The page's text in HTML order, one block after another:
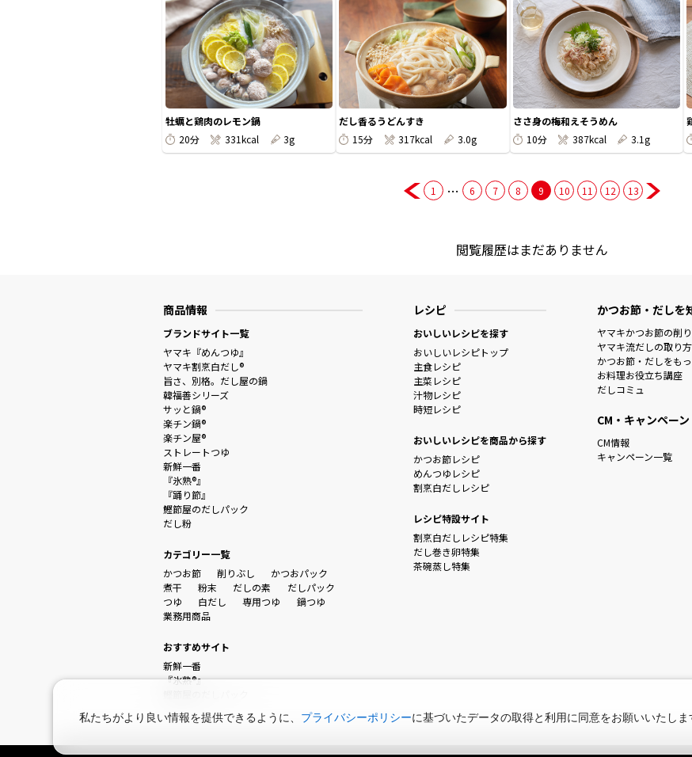
牡蠣と鶏肉のレモン鍋
20分
331kcal 3g
だし香るうどんすき
15分
317kcal 3.0g
ささ身の梅和えそうめん
10分
387kcal 3.1g
1 … 6 7 8 9 10 11 12 13
閲覧履歴はまだありません
商品情報
ブランドサイト一覧
ヤマキ『めんつゆ』
ヤマキ割烹白だし®
旨さ、別格。だし屋の鍋
韓福善シリーズ
サッと鍋®
楽チン鍋®
楽チン屋®
ストレートつゆ
新鮮一番
『氷熟®』
『踊り節』
鰹節屋のだしパック
だし粉
カテゴリー一覧
かつお節
削りぶし
かつおパック
煮干
粉末 だしの素
だしパック
つゆ
白だし 専用つゆ
鍋つゆ
業務用商品
おすすめサイト
新鮮一番
『氷熟®』
レシピ
おいしいレシピを探す
おいしいレシピトップ
主食レシピ
主菜レシピ
汁物レシピ
時短レシピ
おいしいレシピを商品から探す
かつお節レシピ
めんつゆレシピ
割烹白だしレシピ
レシピ特設サイト
割烹白だしレシピ特集
だし巻き卵特集
茶碗蒸し特集
かつお節・だしを
ヤマキかつお節の削
ヤマキ流だしの取り方
かつお節・だしをも
お料理お役立ち講座
だしコミュ
CM・キャンペーン
CM情報
キャンペーン一覧
私たちがより良い情報を提供できるように、 プライバシーポリシーに基づいたデータの取得と利用に同意をお願いいたしま